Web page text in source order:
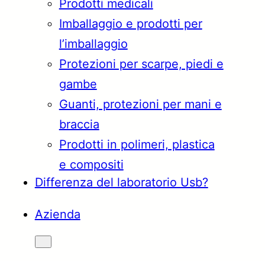
Prodotti medicali
Imballaggio e prodotti per
l’imballaggio
Protezioni per scarpe, piedi e
gambe
Guanti, protezioni per mani e
braccia
Prodotti in polimeri, plastica
e compositi
Differenza del laboratorio Usb?
Azienda
Türkçe
Français Italiano